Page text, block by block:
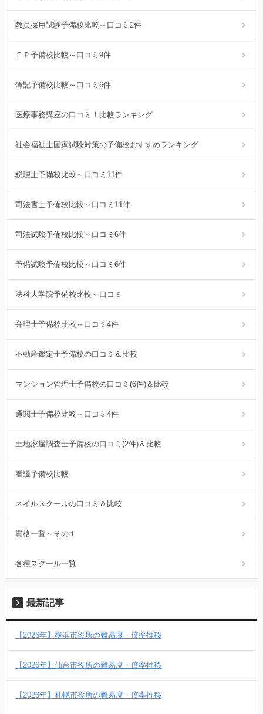
教員採用試験予備校比較～口コミ2件
ＦＰ予備校比較～口コミ9件
簿記予備校比較～口コミ6件
医療事務講座の口コミ！比較ランキング
社会福祉士国家試験対策の予備校おすすめランキング
税理士予備校比較～口コミ11件
司法書士予備校比較～口コミ11件
司法試験予備校比較～口コミ6件
予備試験予備校比較～口コミ6件
法科大学院予備校比較～口コミ
弁理士予備校比較～口コミ4件
不動産鑑定士予備校の口コミ＆比較
マンション管理士予備校の口コミ(6件)＆比較
通関士予備校比較～口コミ4件
土地家屋調査士予備校の口コミ(2件)＆比較
看護予備校比較
ネイルスクールの口コミ＆比較
資格一覧～その１
各種スクール一覧
最新記事
【2026年】横浜市役所の難易度・倍率推移
【2026年】仙台市役所の難易度・倍率推移
【2026年】札幌市役所の難易度・倍率推移